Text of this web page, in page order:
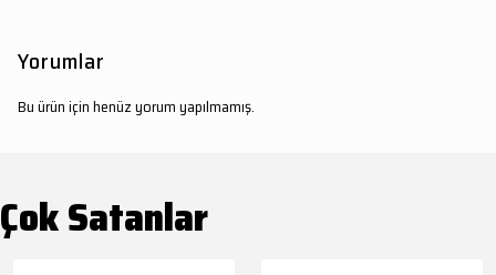
Yorumlar
Bu ürün için henüz yorum yapılmamış.
Çok Satanlar